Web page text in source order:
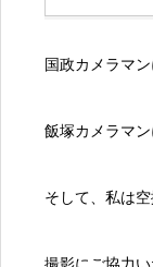
国政カメラマ
飯塚カメラマ
そして、私は空